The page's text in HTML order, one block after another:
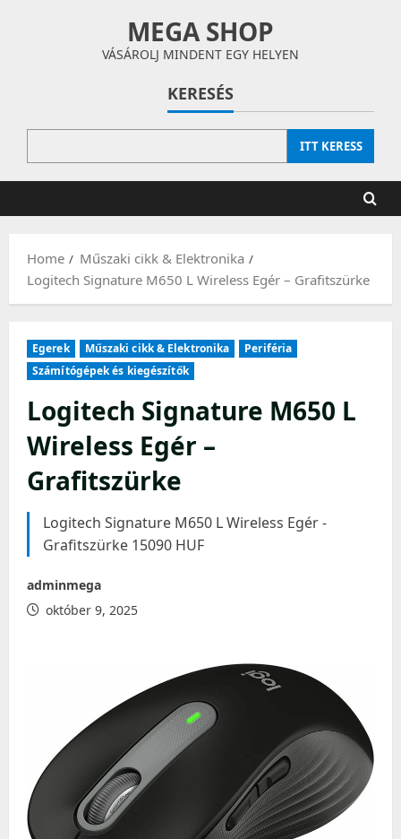
MEGA SHOP
VÁSÁROLJ MINDENT EGY HELYEN
KERESÉS
ITT KERESS
Home
Műszaki cikk & Elektronika
Logitech Signature M650 L Wireless Egér – Grafitszürke
Egerek Műszaki cikk & Elektronika
Periféria
Számítógépek és kiegészítők
Logitech Signature M650 L
Wireless Egér –
Grafitszürke
Logitech Signature M650 L Wireless Egér -
Grafitszürke 15090 HUF
adminmega
október 9, 2025